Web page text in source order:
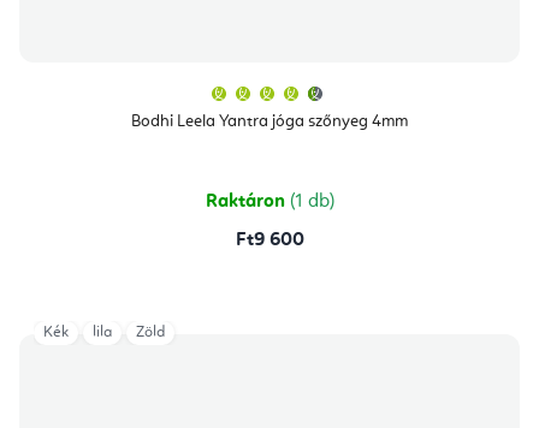
Bodhi Leela Yantra jóga szőnyeg 4mm
átlagos
értékelése
csillag.
Raktáron (1 db)
Ft9 600
Kék lila Zöld